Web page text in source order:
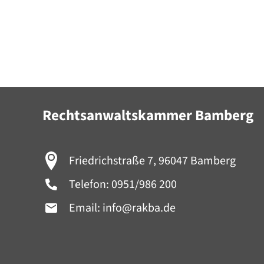
Rechtsanwaltskammer Bamberg
Friedrichstraße 7, 96047 Bamberg
Telefon: 0951/986 200
Email: info@rakba.de